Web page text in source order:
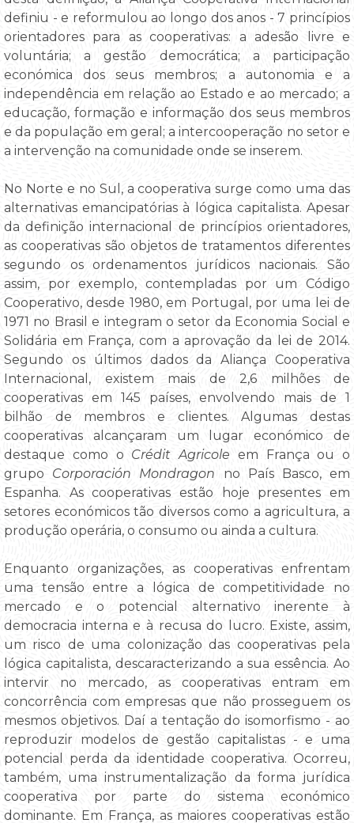
definiu - e reformulou ao longo dos anos - 7 princípios
orientadores para as cooperativas: a adesão livre e
voluntária; a gestão democrática; a participação
económica dos seus membros; a autonomia e a
independência em relação ao Estado e ao mercado; a
educação, formação e informação dos seus membros
e da população em geral; a intercooperação no setor e
a intervenção na comunidade onde se inserem.
No Norte e no Sul, a cooperativa surge como uma das
alternativas emancipatórias à lógica capitalista. Apesar
da definição internacional de princípios orientadores,
as cooperativas são objetos de tratamentos diferentes
segundo os ordenamentos jurídicos nacionais. São
assim, por exemplo, contempladas por um Código
Cooperativo, desde 1980, em Portugal, por uma lei de
1971 no Brasil e integram o setor da Economia Social e
Solidária em França, com a aprovação da lei de 2014.
Segundo os últimos dados da Aliança Cooperativa
Internacional, existem mais de 2,6 milhões de
cooperativas em 145 países, envolvendo mais de 1
bilhão de membros e clientes. Algumas destas
cooperativas alcançaram um lugar económico de
destaque como o Crédit Agricole em França ou o
grupo Corporación Mondragon no País Basco, em
Espanha. As cooperativas estão hoje presentes em
setores económicos tão diversos como a agricultura, a
produção operária, o consumo ou ainda a cultura.
Enquanto organizações, as cooperativas enfrentam
uma tensão entre a lógica de competitividade no
mercado e o potencial alternativo inerente à
democracia interna e à recusa do lucro. Existe, assim,
um risco de uma colonização das cooperativas pela
lógica capitalista, descaracterizando a sua essência. Ao
intervir no mercado, as cooperativas entram em
concorrência com empresas que não prosseguem os
mesmos objetivos. Daí a tentação do isomorfismo - ao
reproduzir modelos de gestão capitalistas - e uma
potencial perda da identidade cooperativa. Ocorreu,
também, uma instrumentalização da forma jurídica
cooperativa por parte do sistema económico
dominante. Em França, as maiores cooperativas estão